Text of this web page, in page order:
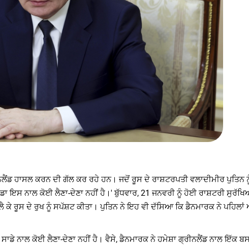
ਹਾਸਲ ਕਰਨ ਦੀ ਗੱਲ ਕਰ ਰਹੇ ਹਨ। ਜਦੋਂ ਰੂਸ ਦੇ ਰਾਸ਼ਟਰਪਤੀ ਵਲਾਦੀਮੀਰ
ਇਸ ਨਾਲ ਕੋਈ ਲੈਣਾ-ਦੇਣਾ ਨਹੀਂ ਹੈ।' ਬੁੱਧਵਾਰ, 21 ਜਨਵਰੀ ਨੂੰ ਹੋਈ ਰਾਸ਼ਟਰੀ
ਕੇ ਰੂਸ ਦੇ ਰੁਖ ਨੂੰ ਸਪੱਸ਼ਟ ਕੀਤਾ। ਪੁਤਿਨ ਨੇ ਇਹ ਵੀ ਦੱਸਿਆ ਕਿ ਡੈਨਮਾਰਕ ਨੇ
ਨਾਲ ਕੋਈ ਲੈਣਾ-ਦੇਣਾ ਨਹੀਂ ਹੈ। ਵੈਸੇ, ਡੈਨਮਾਰਕ ਨੇ ਹਮੇਸ਼ਾ ਗ੍ਰੀਨਲੈਂਡ ਨਾਲ ਇੱਕ